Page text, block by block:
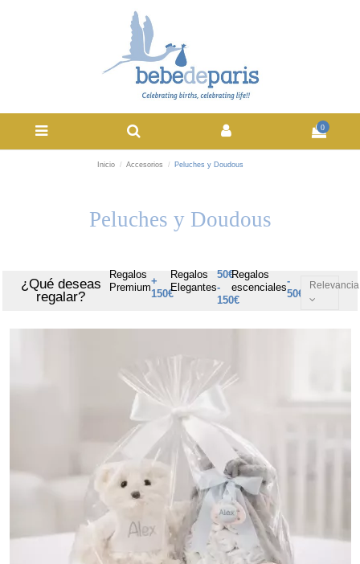
0
Inicio Accesorios Peluches y Doudous
Peluches y Doudous
¿Qué deseas
regalar?
Regalos
Premium
+
150€
Regalos
Elegantes
50€
-
150€
Regalos
escenciales
-
50€
Relevancia